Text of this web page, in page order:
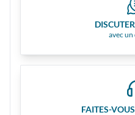
avec
FAITES-